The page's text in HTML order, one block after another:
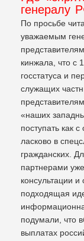
генералу
По просьбе
уважаемым
кинжала, что с
госстатуса и
служащих
«наших
поступать как
ласково в
гражданских.
партнерами
консультации
подходящая
подумали, что
выплатах